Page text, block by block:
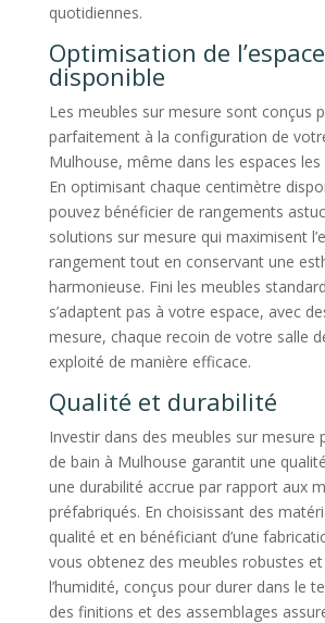
quotidiennes.
Optimisation de l’espace
disponible
Les meubles sur mesure sont conçus
parfaitement à la configuration de
Mulhouse, même dans les espaces
En optimisant chaque centimètre
pouvez bénéficier de rangements
solutions sur mesure qui maximisent
rangement tout en conservant une
harmonieuse. Fini les meubles
s’adaptent pas à votre espace, avec
mesure, chaque recoin de votre salle
exploité de manière efficace.
Qualité et durabilité
Investir dans des meubles sur mesure
de bain à Mulhouse garantit une
une durabilité accrue par rapport aux
préfabriqués. En choisissant des
qualité et en bénéficiant d’une
vous obtenez des meubles robustes
l’humidité, conçus pour durer dans le
des finitions et des assemblages